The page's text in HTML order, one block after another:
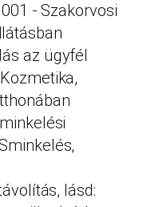
- Szakorvosi
az ügyfél
lásd: